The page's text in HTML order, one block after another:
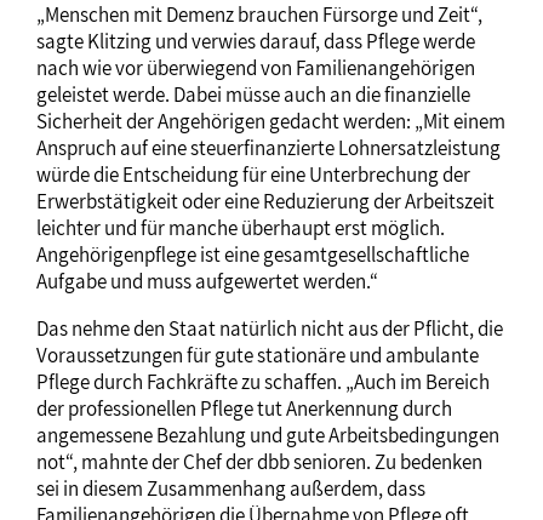
„Menschen mit Demenz brauchen Fürsorge und Zeit“,
sagte Klitzing und verwies darauf, dass Pflege werde
nach wie vor überwiegend von Familienangehörigen
geleistet werde. Dabei müsse auch an die finanzielle
Sicherheit der Angehörigen gedacht werden: „Mit einem
Anspruch auf eine steuerfinanzierte Lohnersatzleistung
würde die Entscheidung für eine Unterbrechung der
Erwerbstätigkeit oder eine Reduzierung der Arbeitszeit
leichter und für manche überhaupt erst möglich.
Angehörigenpflege ist eine gesamtgesellschaftliche
Aufgabe und muss aufgewertet werden.“
Das nehme den Staat natürlich nicht aus der Pflicht, die
Voraussetzungen für gute stationäre und ambulante
Pflege durch Fachkräfte zu schaffen. „Auch im Bereich
der professionellen Pflege tut Anerkennung durch
angemessene Bezahlung und gute Arbeitsbedingungen
not“, mahnte der Chef der dbb senioren. Zu bedenken
sei in diesem Zusammenhang außerdem, dass